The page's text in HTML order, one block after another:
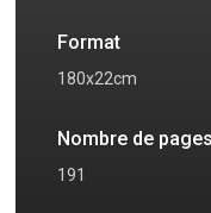
7
Format
180x22cm
Nombre de pages
191